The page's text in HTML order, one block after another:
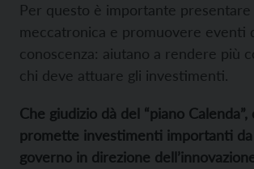
Per questo è importante
meccatronica e promuovere eventi
conoscenza: aiutano a rendere più
chi deve attuare gli investimenti.
Che giudizio dà del “piano Calenda”,
promette investimenti importanti
governo in direzione